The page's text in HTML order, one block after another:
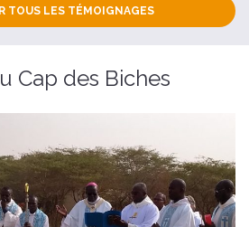
TOUS LES TÉMOIGNAGES
Cap des Biches